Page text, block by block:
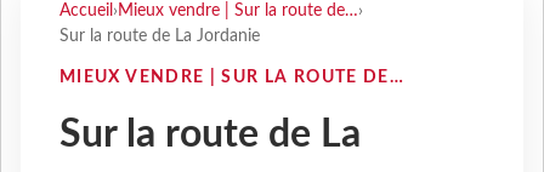
Accueil › Mieux vendre | Sur la route de…›
Sur la route de La Jordanie
MIEUX VENDRE | SUR LA ROUTE DE…
Sur la route de La